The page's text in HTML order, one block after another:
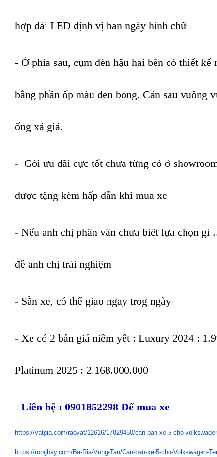
hợp dải LED định vị ban ngày hình chữ
- Ở phía sau, cụm đèn hậu hai bên có thiết
bằng phần ốp màu đen bóng. Cản sau vuông
ống xả giả.
- Gói ưu đãi cực tốt chưa từng có ở
được tặng kèm hấp dẫn khi mua xe
- Nếu anh chị phân vân chưa biết lựa chọn gì
đễ anh chị trải nghiệm
- Sẵn xe, có thể giao ngay trog ngày
- Xe có 2 bản giá niêm yết : Luxury 2024 :
Platinum 2025 : 2.168.000.000
- Liên hệ : 0901852298 Để mua xe
https://vatgia.com/raovat/12616/17829450/can-ban-xe-5-cho-
https://rongbay.com/Ba-Ria-Vung-Tau/Can-ban-xe-5-cho-Volkswagen-